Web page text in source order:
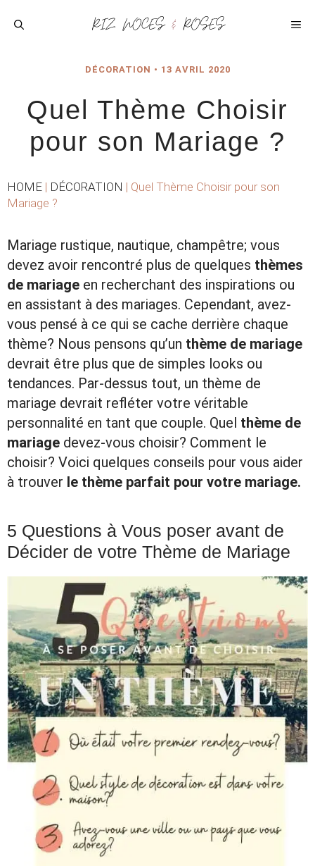
DÉCORATION • 13 AVRIL 2020
Quel Thème Choisir
pour son Mariage ?
HOME | DÉCORATION | Quel Thème Choisir pour son
Mariage ?
Mariage rustique, nautique, champêtre; vous
devez avoir rencontré plus de quelques thèmes
de mariage en recherchant des inspirations ou
en assistant à des mariages. Cependant, avez-
vous pensé à ce qui se cache derrière chaque
thème? Nous pensons qu’un thème de mariage
devrait être plus que de simples looks ou
tendances. Par-dessus tout, un thème de
mariage devrait refléter votre véritable
personnalité en tant que couple. Quel thème de
mariage devez-vous choisir? Comment le
choisir? Voici quelques conseils pour vous aider
à trouver le thème parfait pour votre mariage.
5 Questions à Vous poser avant de
Décider de votre Thème de Mariage